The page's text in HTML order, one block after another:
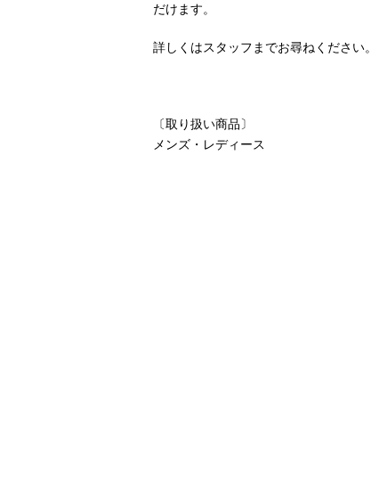
だけます。
詳しくはスタッフまでお尋ねください。
〔取り扱い商品〕
メンズ・レディース